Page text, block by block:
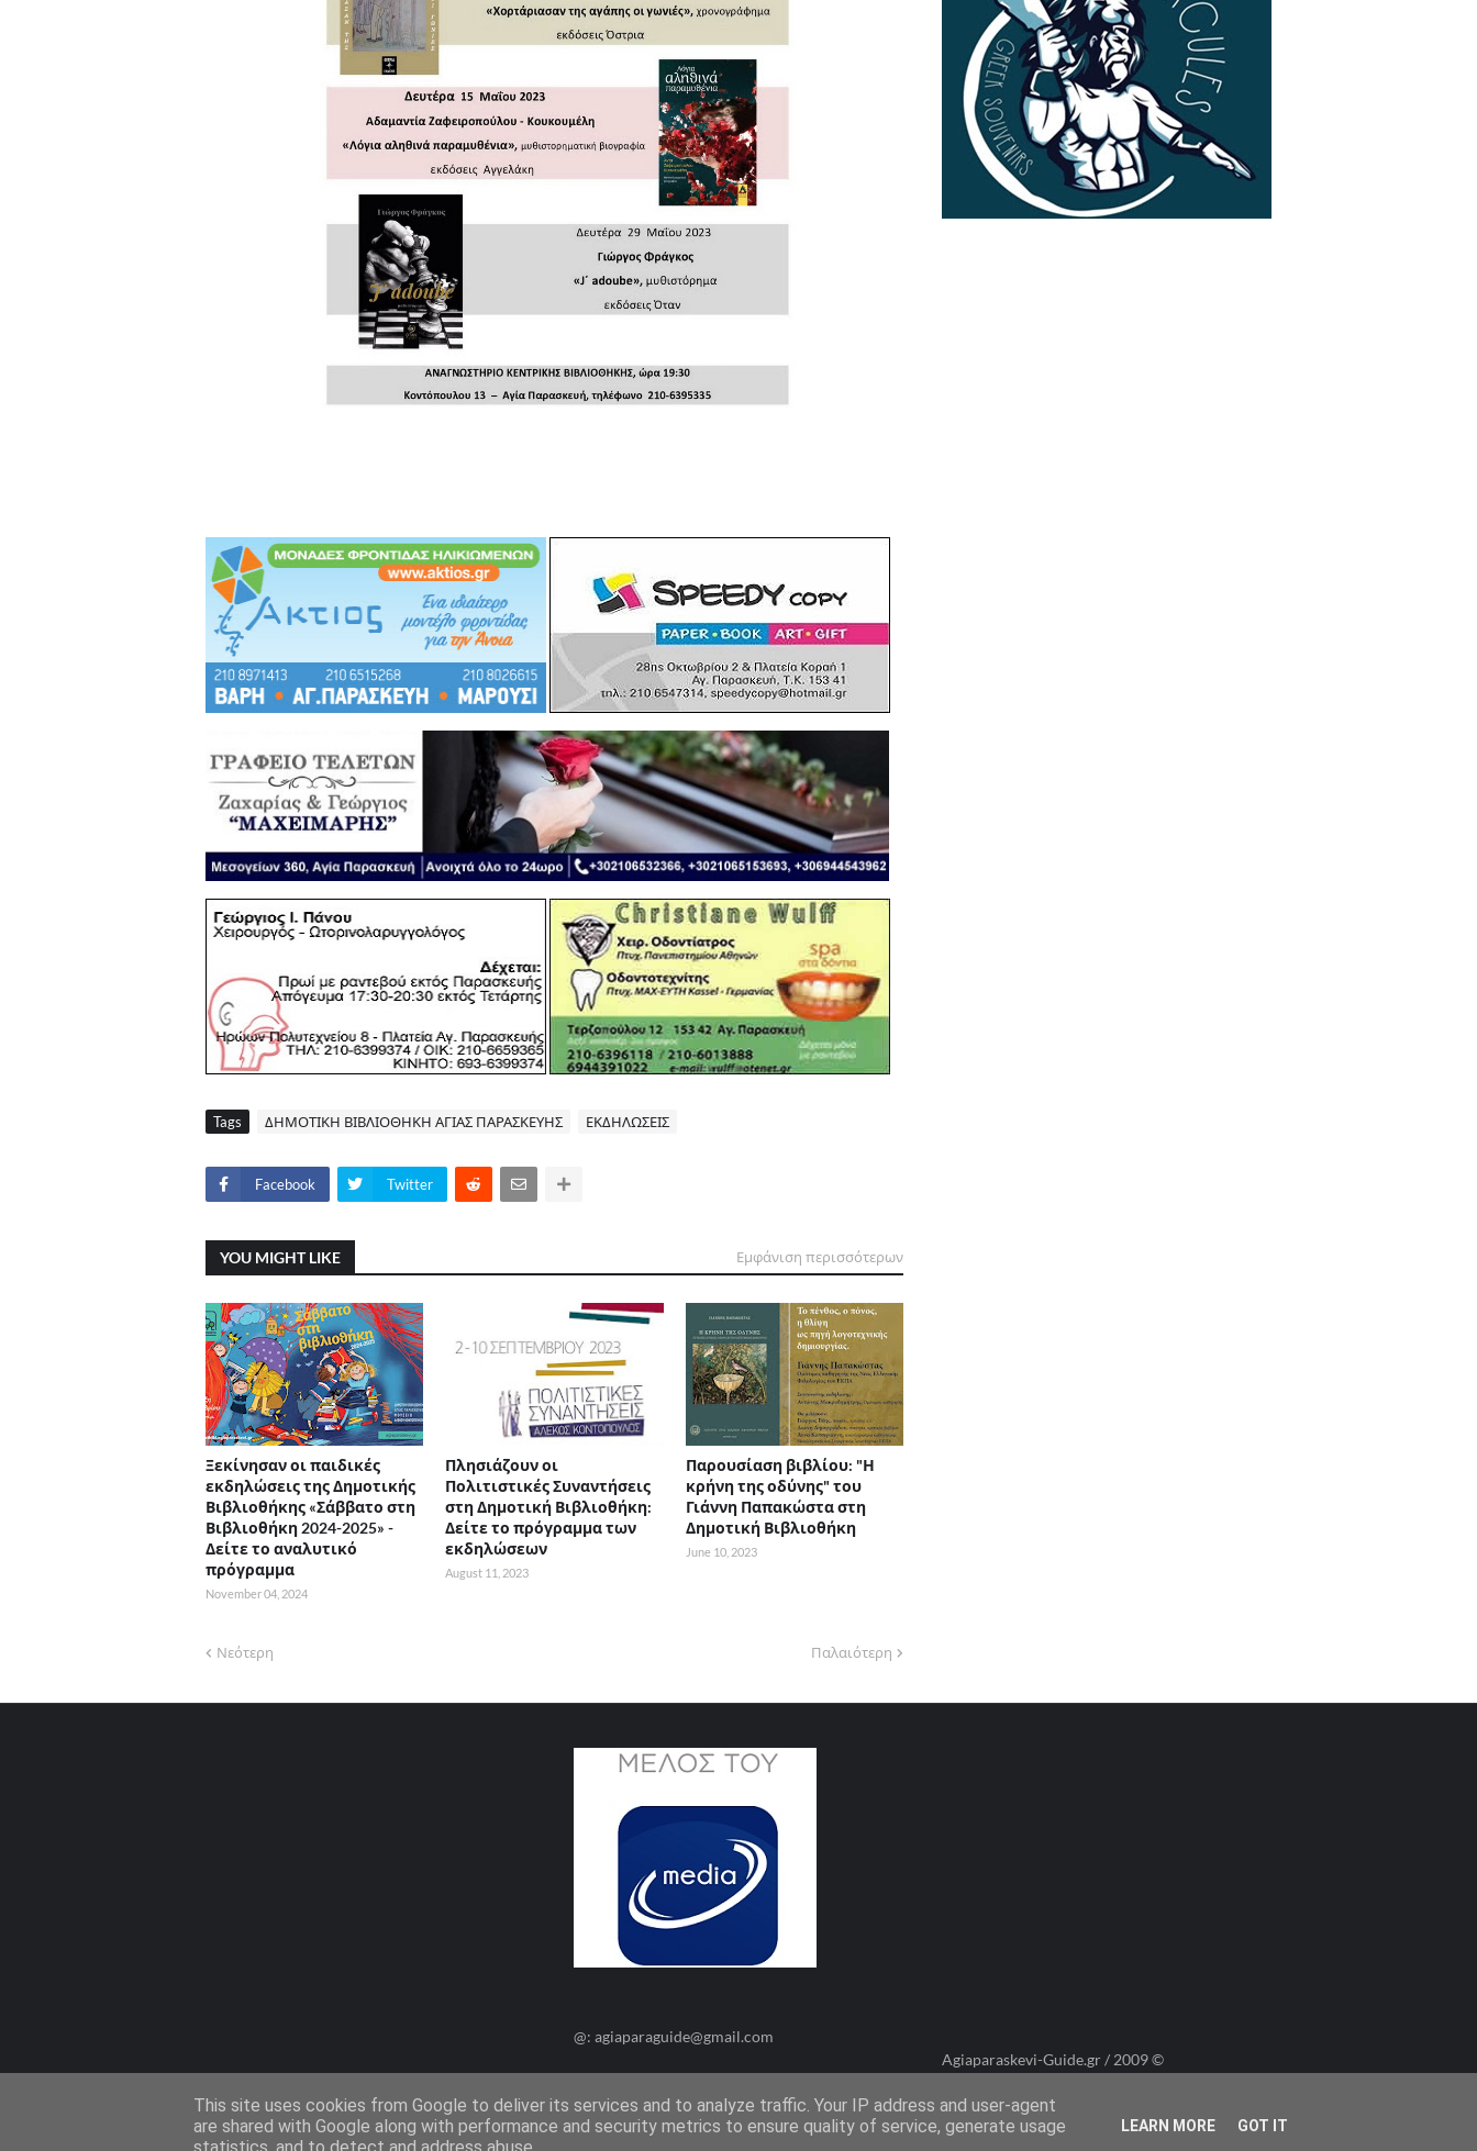
Tags ΔΗΜΟΤΙΚΗ ΒΙΒΛΙΟΘΗΚΗ ΑΓΙΑΣ ΠΑΡΑΣΚΕΥΗΣ ΕΚΔΗΛΩΣΕΙΣ
Facebook Twitter
YOU MIGHT LIKE Εμφάνιση περισσότερων
Ξεκίνησαν οι παιδικές
εκδηλώσεις της Δημοτικής
Βιβλιοθήκης «Σάββατο στη
Βιβλιοθήκη 2024-2025» -
Δείτε το αναλυτικό
πρόγραμμα
November 04, 2024
Πλησιάζουν οι
Πολιτιστικές Συναντήσεις
στη Δημοτική Βιβλιοθήκη:
Δείτε το πρόγραμμα των
εκδηλώσεων
August 11, 2023
Παρουσίαση βιβλίου: "Η
κρήνη της οδύνης" του
Γιάννη Παπακώστα στη
Δημοτική Βιβλιοθήκη
June 10, 2023
Νεότερη Παλαιότερη
@: agiaparaguide@gmail.com
Agiaparaskevi-Guide.gr / 2009 ©
Design by -Templateify
This site uses cookies from Google to deliver its services and to analyze traffic. Your IP address and user-agent
are shared with Google along with performance and security metrics to ensure quality of service, generate usage
LEARN MORE GOT IT